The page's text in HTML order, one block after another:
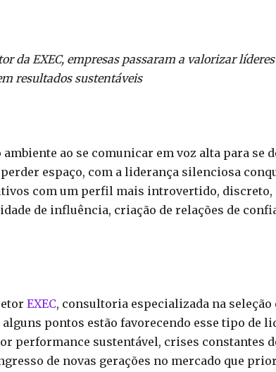
da EXEC, empresas passaram a valorizar
resultados sustentáveis
ao se comunicar em voz alta para se
espaço, com a liderança silenciosa
com um perfil mais introvertido,
de influência, criação de relações de
EXEC, consultoria especializada na
pontos estão favorecendo esse tipo de
performance sustentável, crises constantes
de novas gerações no mercado que